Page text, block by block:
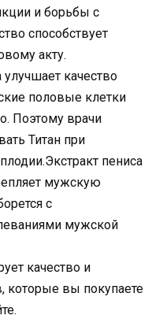
и борьбы с
способствует
акту.
улучшает качество
половые клетки
Поэтому врачи
Титан при
пениса
мужскую
с
мужской
качество и
которые вы покупаете